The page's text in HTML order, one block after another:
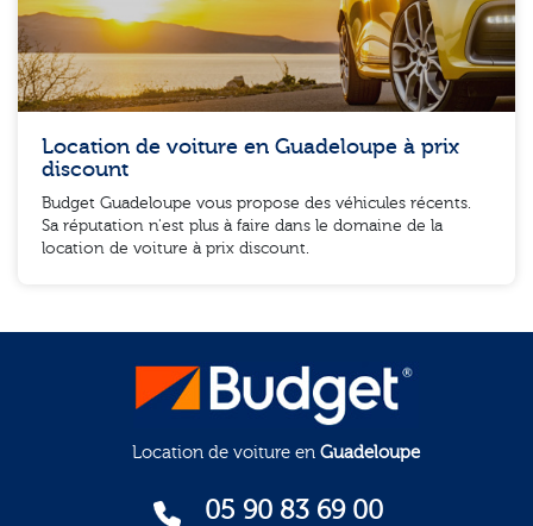
Location de voiture en Guadeloupe à prix
discount
Budget Guadeloupe vous propose des véhicules récents.
Sa réputation n'est plus à faire dans le domaine de la
location de voiture à prix discount.
Location de voiture en Guadeloupe
05 90 83 69 00